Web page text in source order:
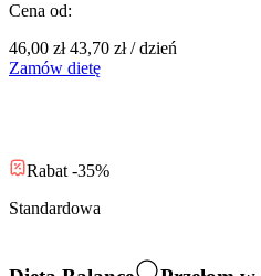
Cena od:
46,00 zł 43,70 zł/dzień
Zamów dietę
Rabat -35%
Standardowa